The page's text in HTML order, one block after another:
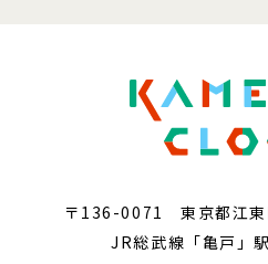
〒136-0071 東京都江東
JR総武線「亀戸」